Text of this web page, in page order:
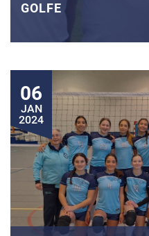
GOLFE
06
JAN
2024